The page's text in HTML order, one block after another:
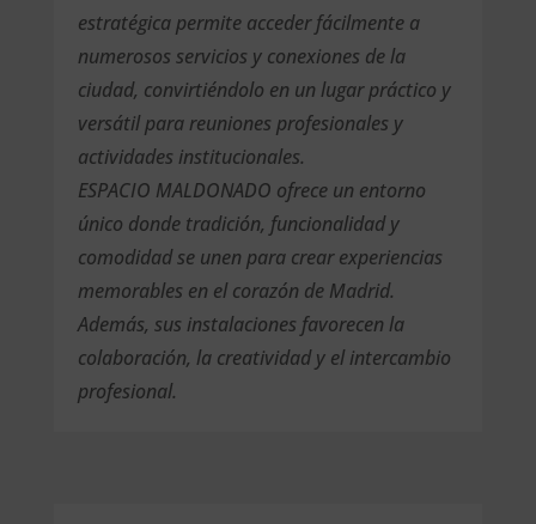
estratégica permite acceder fácilmente a
numerosos servicios y conexiones de la
ciudad, convirtiéndolo en un lugar práctico y
versátil para reuniones profesionales y
actividades institucionales.
ESPACIO MALDONADO ofrece un entorno
único donde tradición, funcionalidad y
comodidad se unen para crear experiencias
memorables en el corazón de Madrid.
Además, sus instalaciones favorecen la
colaboración, la creatividad y el intercambio
profesional.